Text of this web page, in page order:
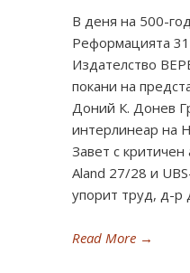
В деня на 500-
Реформацията
Издателство
покани на
Доний К. Донев
интерлинеар на
Завет с
Aland 27/28 и
упорит труд, д-
Read More →